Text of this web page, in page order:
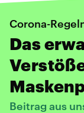
Corona-
Das
Beitrag aus